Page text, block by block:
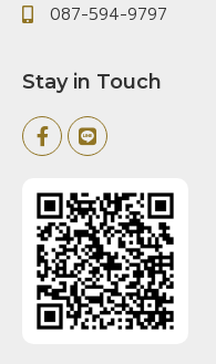
087-594-9797
Stay in Touch